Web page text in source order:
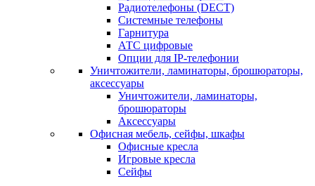
Радиотелефоны (DECT)
Системные телефоны
Гарнитура
АТС цифровые
Опции для IP-телефонии
Уничтожители, ламинаторы, брошюраторы,
аксессуары
Уничтожители, ламинаторы,
брошюраторы
Аксессуары
Офисная мебель, сейфы, шкафы
Офисные кресла
Игровые кресла
Сейфы